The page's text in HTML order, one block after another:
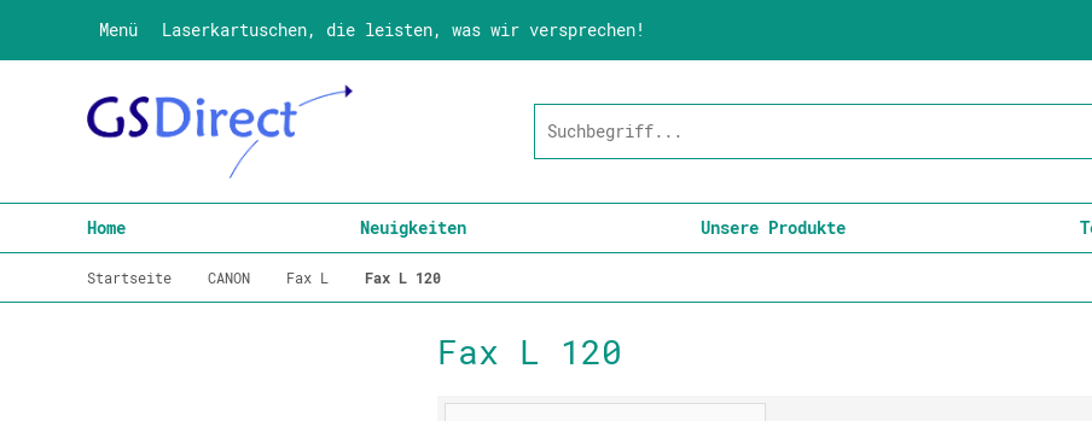
Menü Laserkartuschen, die leisten, was wir versprechen!
Home Neuigkeiten Unsere Produkte
Startseite CANON Fax L Fax L 120
Fax L 120